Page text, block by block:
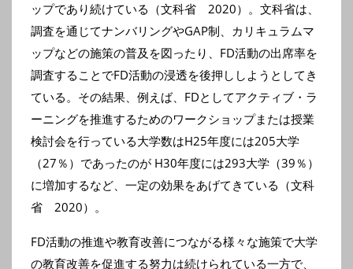
ップであり続けている（文科省 2020）。文科省は、
調査を通じてナンバリングやGAP制、カリキュラムマ
ップなどの施策の普及を図ったり、FD活動の出席率を
調査することでFD活動の浸透を後押ししようとしてき
ている。その結果、例えば、FDとしてアクティブ・ラ
ーニングを推進するためのワークショップまたは授業
検討会を行っている大学数はH25年度には205大学
（27％）であったのが H30年度には293大学（39％）
に増加するなど、一定の効果をあげてきている（文科
省 2020）。
FD活動の推進や教育改善につながる様々な施策で大学
の教育改善を促進する努力は続けられている一方で、